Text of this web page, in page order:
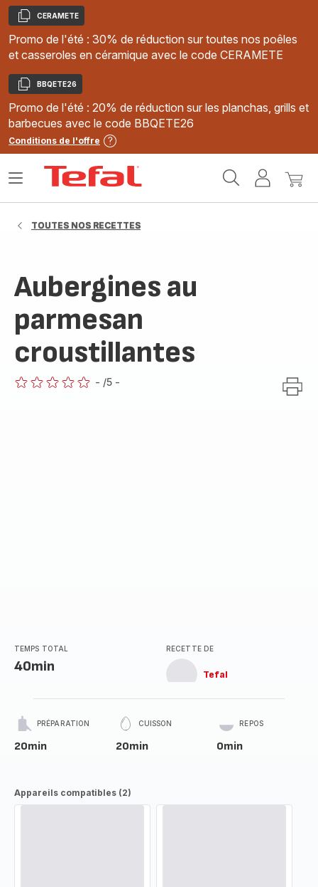
Copier
CERAMETE
Promo de l'été : 30% de réduction sur toutes nos poêles
et casseroles en céramique avec le code CERAMETE
Copier
BBQETE26
Promo de l'été : 20% de réduction sur les planchas, grills et
barbecues avec le code BBQETE26
Conditions de l'offre
MonMon
Ouvrir
TOUTES NOS RECETTES
Aubergines au
parmesan
croustillantes
- /5 -
TEMPS TOTAL
40min
RECETTE DE
Tefal
PRÉPARATION
20min
CUISSON
20min
REPOS
0min
Appareils compatibles (2)